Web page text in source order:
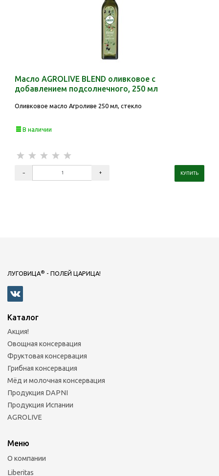
Масло AGROLIVE BLEND оливковое с
добавлением подсолнечного, 250 мл
Оливковое масло Агроливе 250 мл, стекло
В наличии
ЛУГОВИЦА® - ПОЛЕЙ ЦАРИЦА!
Каталог
Акция!
Овощная консервация
Фруктовая консервация
Грибная консервация
Мёд и молочная консервация
Продукция DAPNI
Продукция Испании
AGROLIVE
Меню
О компании
Liberitas